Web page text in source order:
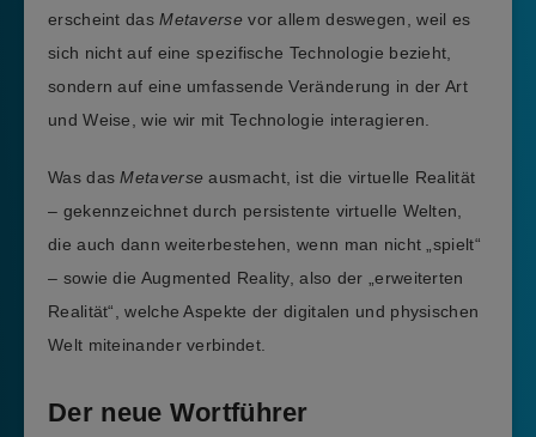
erscheint dasMetaverse vor allem deswegen, weil es
sich nicht auf eine spezifische Technologie bezieht,
sondern auf eine umfassende Veränderung in der Art
und Weise, wie wir mit Technologie interagieren.
Was dasMetaverse ausmacht, ist die virtuelle Realität
– gekennzeichnet durch persistente virtuelle Welten,
die auch dann weiterbestehen, wenn man nicht „spielt“
– sowie die Augmented Reality, also der „erweiterten
Realität“, welche Aspekte der digitalen und physischen
Welt miteinander verbindet.
Der neue Wortführer